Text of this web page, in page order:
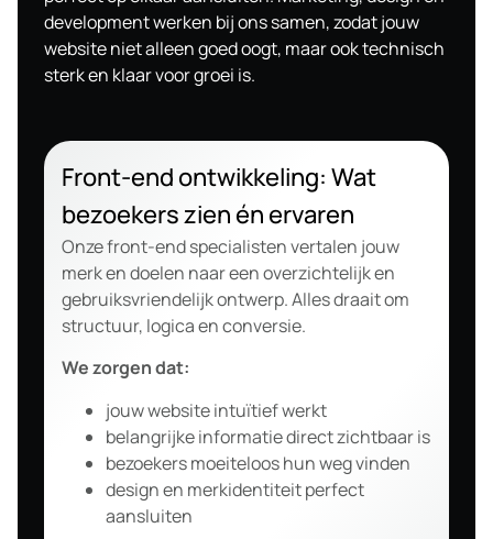
development werken bij ons samen, zodat jouw
website niet alleen goed oogt, maar ook technisch
sterk en klaar voor groei is.
Front-end ontwikkeling: Wat
bezoekers zien én ervaren
Onze front-end specialisten vertalen jouw
merk en doelen naar een overzichtelijk en
gebruiksvriendelijk ontwerp. Alles draait om
structuur, logica en conversie.
We zorgen dat:
jouw website intuïtief werkt
belangrijke informatie direct zichtbaar is
bezoekers moeiteloos hun weg vinden
design en merkidentiteit perfect
aansluiten